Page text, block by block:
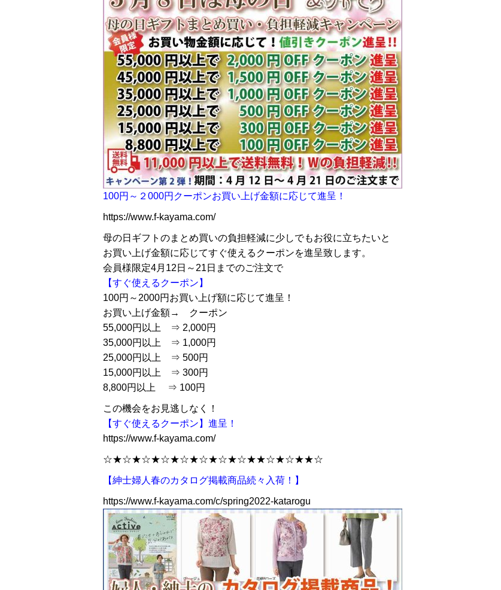
100円～２000円クーポンお買い上げ金額に応じて進呈！
https://www.f-kayama.com/
母の日ギフトのまとめ買いの負担軽減に少しでもお役に立ちたいと
お買い上げ金額に応じてすぐ使えるクーポンを進呈致します。
会員様限定4月12日～21日までのご注文で
【すぐ使えるクーポン】
100円～2000円お買い上げ額に応じて進呈！
お買い上げ金額→ クーポン
55,000円以上 ⇒ 2,000円
35,000円以上 ⇒ 1,000円
25,000円以上 ⇒ 500円
15,000円以上 ⇒ 300円
8,800円以上 ⇒ 100円
この機会をお見逃しなく！
【すぐ使えるクーポン】進呈！
https://www.f-kayama.com/
☆★☆★☆★☆★☆★☆★☆★☆★★☆★☆★★☆
【紳士婦人春のカタログ掲載商品続々入荷！】
https://www.f-kayama.com/c/spring2022-katarogu